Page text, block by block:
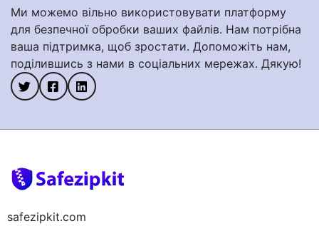
Ми можемо вільно використовувати платформу
для безпечної обробки ваших файлів. Нам потрібна
ваша підтримка, щоб зростати. Допоможіть нам,
поділившись з нами в соціальних мережах. Дякую!
safezipkit.com